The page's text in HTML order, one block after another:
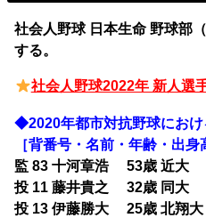
社会人野球 日本生命 野球部
する。
社会人野球2022年 新人選
◆2020年都市対抗野球におけ
［背番号・名前・年齢・出身
監 83 十河章浩 53歳 近大
投 11 藤井貴之 32歳 同大
投 13 伊藤勝大 25歳 北翔大